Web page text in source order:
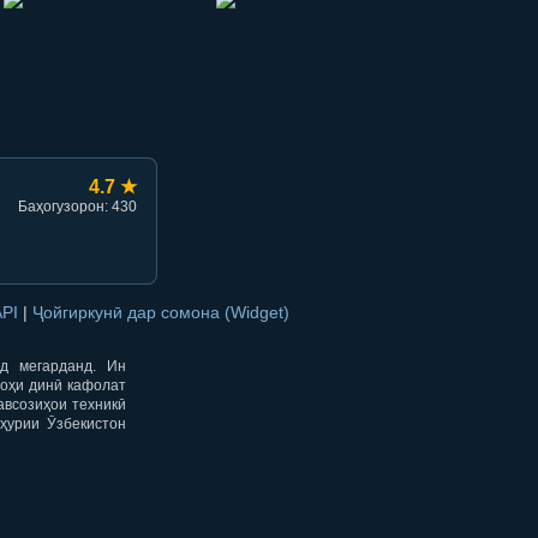
4.7 ★
Баҳогузорон: 430
| Ҷойгиркунӣ дар сомона (Widget)
мегарданд. Ин
динӣ кафолат
техникӣ
Ӯзбекистон